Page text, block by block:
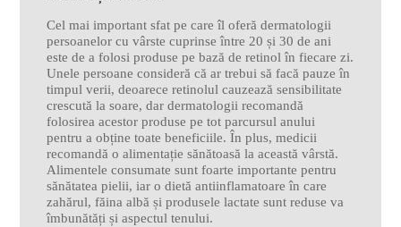
Cel mai important sfat pe care îl oferă dermatologii
persoanelor cu vârste cuprinse între 20 și 30 de ani
este de a folosi produse pe bază de retinol în fiecare zi.
Unele persoane consideră că ar trebui să facă pauze în
timpul verii, deoarece retinolul cauzează sensibilitate
crescută la soare, dar dermatologii recomandă
folosirea acestor produse pe tot parcursul anului
pentru a obține toate beneficiile. În plus, medicii
recomandă o alimentație sănătoasă la această vârstă.
Alimentele consumate sunt foarte importante pentru
sănătatea pielii, iar o dietă antiinflamatoare în care
zahărul, făina albă și produsele lactate sunt reduse va
îmbunătăți și aspectul tenului.